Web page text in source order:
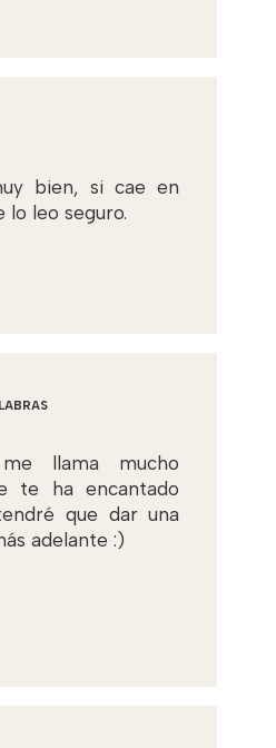
bien, si cae en
lo leo seguro.
llama mucho
te ha encantado
que dar una
adelante :)